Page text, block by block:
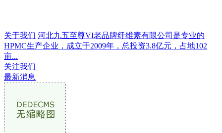
关于我们 河北九五至尊VI老品牌纤维素有限公司是专业的
HPMC生产企业，成立于2009年，总投资3.8亿元，占地102
亩...
关注我们
最新消息